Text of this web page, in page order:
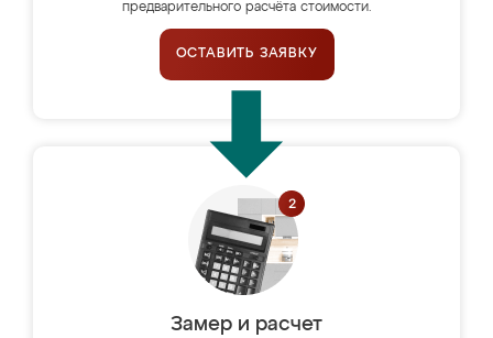
предварительного расчёта стоимости.
ОСТАВИТЬ ЗАЯВКУ
Замер и расчет